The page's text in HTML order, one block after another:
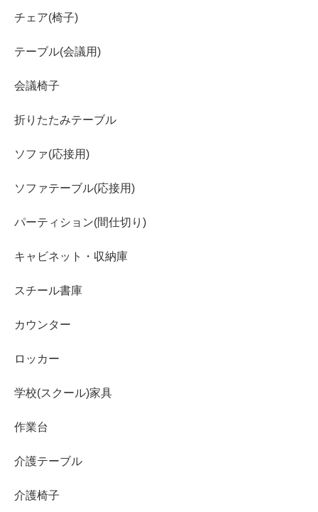
チェア(椅子)
テーブル(会議用)
会議椅子
折りたたみテーブル
ソファ(応接用)
ソファテーブル(応接用)
パーティション(間仕切り)
キャビネット・収納庫
スチール書庫
カウンター
ロッカー
学校(スクール)家具
作業台
介護テーブル
介護椅子